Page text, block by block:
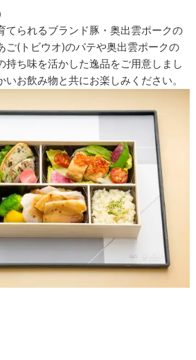
てられるブランド豚・奥出雲ポークの
ご(トビウオ)のパテや奥出雲ポークの
持ち味を活かした逸品をご用意しまし
お飲み物と共にお楽しみください。